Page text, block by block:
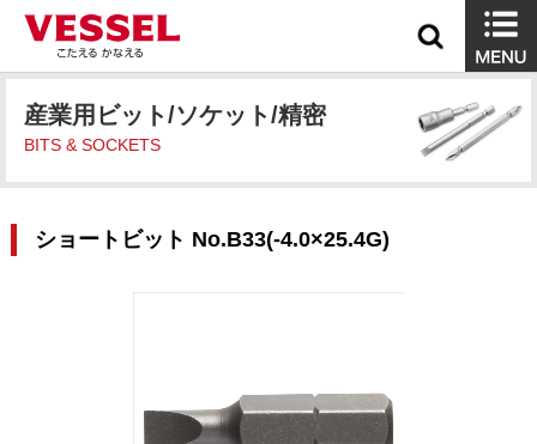
産業用ビット/ソケット/精密
BITS & SOCKETS
ショートビット No.B33(-4.0×25.4G)